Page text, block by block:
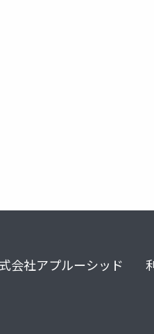
会社アプルーシッド